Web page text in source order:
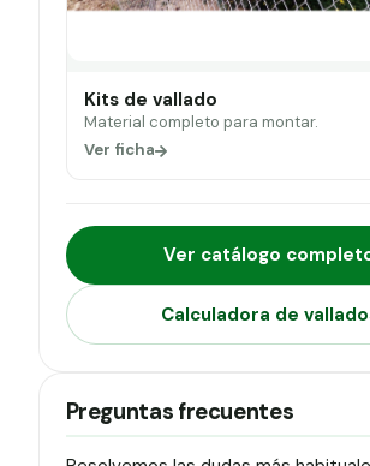
Kits de vallado
Material completo para montar.
Ver ficha
Ver catálogo
Calculadora de
Preguntas frecuentes